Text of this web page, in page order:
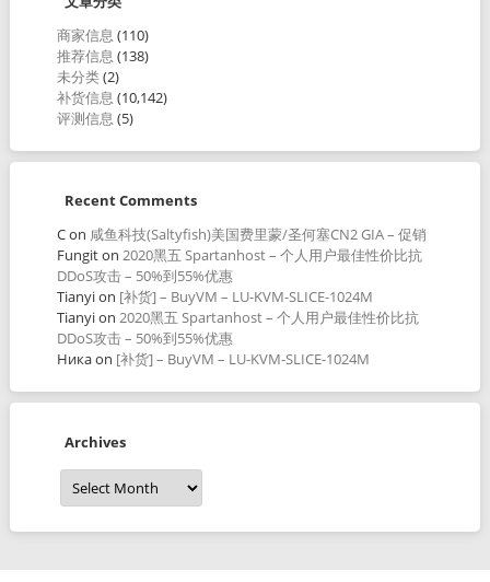
商家信息 (110)
推荐信息 (138)
未分类(2)
补货信息 (10,142)
评测信息 (5)
Recent Comments
Con 咸鱼科技(Saltyfish)美国费里蒙/圣何塞CN2 GIA – 促销
Fungiton 2020黑五 Spartanhost – 个人用户最佳性价比抗
DDoS攻击 – 50%到55%优惠
Tianyion [补货] – BuyVM – LU-KVM-SLICE-1024M
Tianyion 2020黑五 Spartanhost – 个人用户最佳性价比抗
DDoS攻击 – 50%到55%优惠
Никаon [补货] – BuyVM – LU-KVM-SLICE-1024M
Archives
Archives